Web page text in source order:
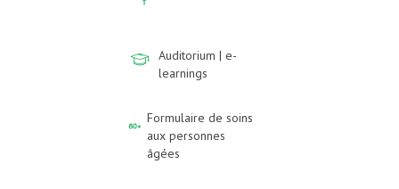
Auditorium | e-
learnings
Formulaire de soins
aux personnes
âgées